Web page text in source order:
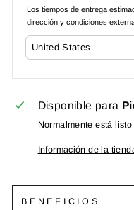
Los tiempos de entrega
dirección y condiciones
Disponible para
Normalmente está
Información de la
BENEFICIOS